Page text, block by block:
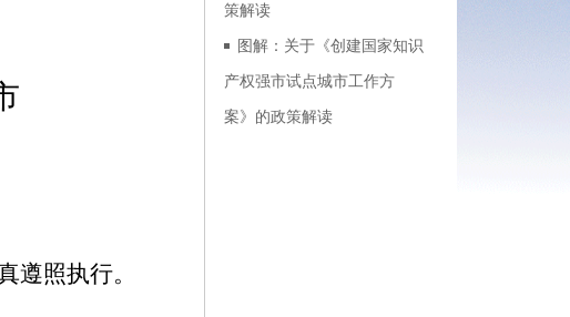
遵照执行。
策解读
图解：关于《创建国家知识
产权强市试点城市工作方
案》的政策解读